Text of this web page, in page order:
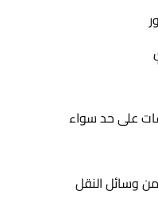
على حد سواء
من وسائل النقل